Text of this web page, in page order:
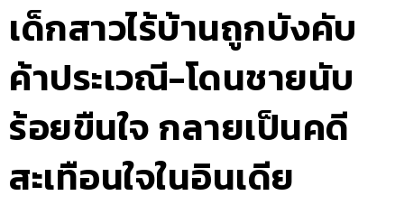
เด็กสาวไร้บ้านถูกบังคับ
ค้าประเวณี-โดนชายนับ
ร้อยขืนใจ กลายเป็นคดี
สะเทือนใจในอินเดีย